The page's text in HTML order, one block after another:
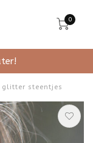
0
50,-
steentjes